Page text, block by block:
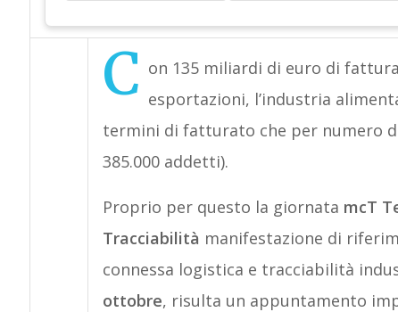
C on 135 miliardi di euro di
esportazioni, l’industria
termini di fatturato che per numero
385.000 addetti).
Proprio per questo la giornata mcT
Tracciabilità manifestazione di
connessa logistica e tracciabilità
ottobre, risulta un appuntamento